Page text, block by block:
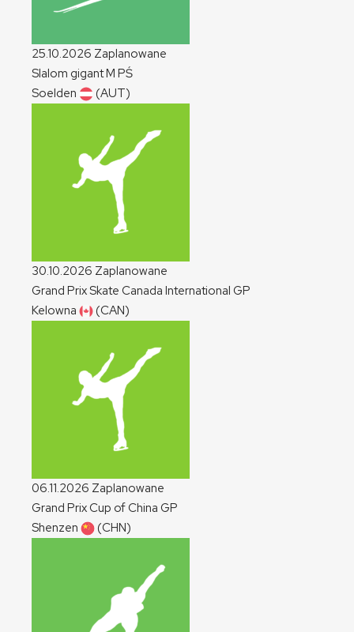
25.10.2026 Zaplanowane
Slalom gigantM PŚ
Soelden
(AUT)
30.10.2026 Zaplanowane
Grand Prix Skate Canada International GP
Kelowna
(CAN)
06.11.2026 Zaplanowane
Grand Prix Cup of China GP
Shenzen
(CHN)